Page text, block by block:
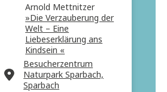
Arnold Mettnitzer
»Die Verzauberung der
Welt – Eine
Liebeserklärung ans
Kindsein «
Besucherzentrum
Naturpark Sparbach,
Sparbach